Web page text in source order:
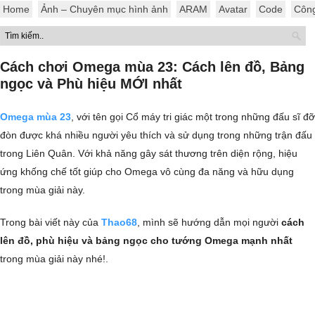
Home Ảnh – Chuyên mục hình ảnh ARAM Avatar Code
Cách chơi Omega mùa 23: Cách lên đồ, Bảng
ngọc và Phù hiệu MỚI nhất
Omega mùa 23 , với tên gọi Cổ máy tri giác một trong những đấu sĩ đỡ
đòn được khá nhiều người yêu thích và sử dụng trong những trận đấu
trong Liên Quân. Với khả năng gây sát thương trên diện rộng, hiệu
ứng khống chế tốt giúp cho Omega vô cùng đa năng và hữu dụng
trong mùa giải này.
Trong bài viết này của Thao68 , mình sẽ hướng dẫn mọi người cách
lên đồ, phù hiệu và bảng ngọc cho tướng Omega mạnh nhất
trong mùa giải này nhé!.